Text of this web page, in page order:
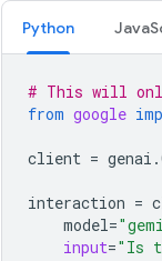
Python
# This will
from google
client = genai .
interaction =
model=
input="Is